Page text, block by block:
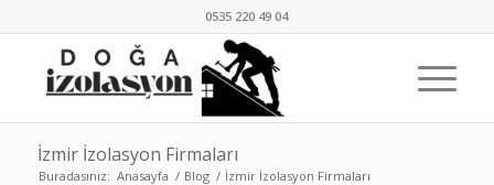
0535 220 49 04
İzmir İzolasyon Firmaları
Buradasınız: Anasayfa / Blog / İzmir İzolasyon Firmaları